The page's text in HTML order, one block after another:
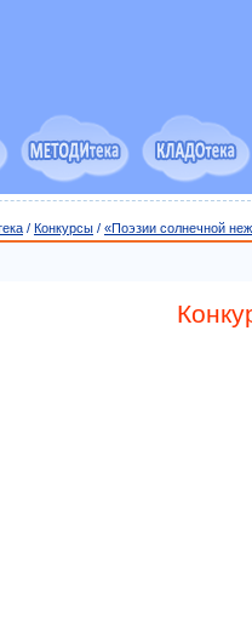
/ Конкурсы / «Поэзии солнечной